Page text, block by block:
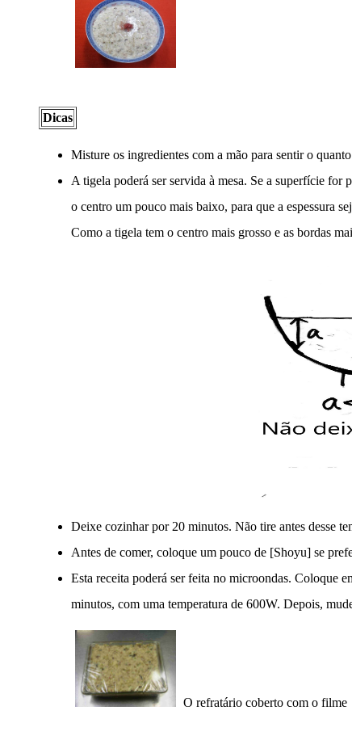
Dicas
Misture os ingredientes com a mão para sentir o
A tigela poderá ser servida à mesa. Se a superfície for
o centro um pouco mais baixo, para que a espessura
Como a tigela tem o centro mais grosso e as bordas
Deixe cozinhar por 20 minutos. Não tire antes desse
Antes de comer, coloque um pouco de [Shoyu] se
Esta receita poderá ser feita no microondas. Coloque
minutos, com uma temperatura de 600W. Depois,
O refratário coberto com o filme